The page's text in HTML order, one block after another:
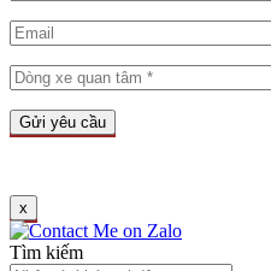
x
Tìm kiếm